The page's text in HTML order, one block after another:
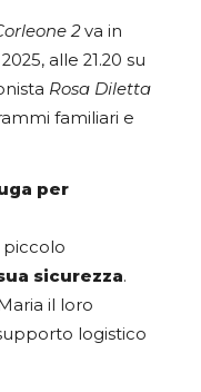
2va in
alle 21.20 su
Rosa Diletta
familiari e
per
piccolo
sicurezza.
il loro
logistico